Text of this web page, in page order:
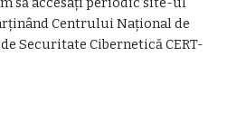
Centrului Național de
Securitate Cibernetică CERT-